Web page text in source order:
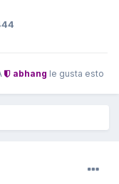
abhang le gusta esto